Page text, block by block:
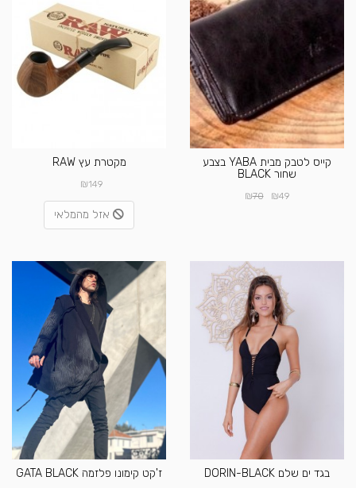
קייס לטבק מבית YABA בצבע
שחור BLACK
₪49
₪70
מקטרת עץ RAW
₪149
אזל מהמלאי
בגד ים שלם DORIN-BLACK ז'קט קימונו פלזמה GATA BLACK